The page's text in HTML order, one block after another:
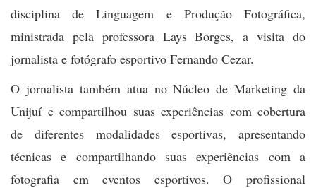
disciplina de Linguagem e Produção Fotográfica,
ministrada pela professora Lays Borges, a visita do
jornalista e fotógrafo esportivo Fernando Cezar.
O jornalista também atua no Núcleo de Marketing da
Unijuí e compartilhou suas experiências com cobertura
de diferentes modalidades esportivas, apresentando
técnicas e compartilhando suas experiências com a
fotografia em eventos esportivos. O profissional